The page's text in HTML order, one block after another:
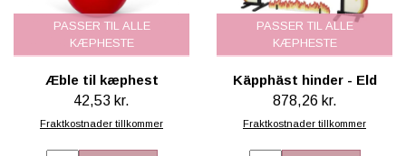
PASSER TIL ALLE
KÆPHESTE
Æble til kæphest
42,53 kr.
Fraktkostnader tillkommer
PASSER TIL ALLE
KÆPHESTE
Käpphäst hinder - Eld
878,26 kr.
Fraktkostnader tillkommer